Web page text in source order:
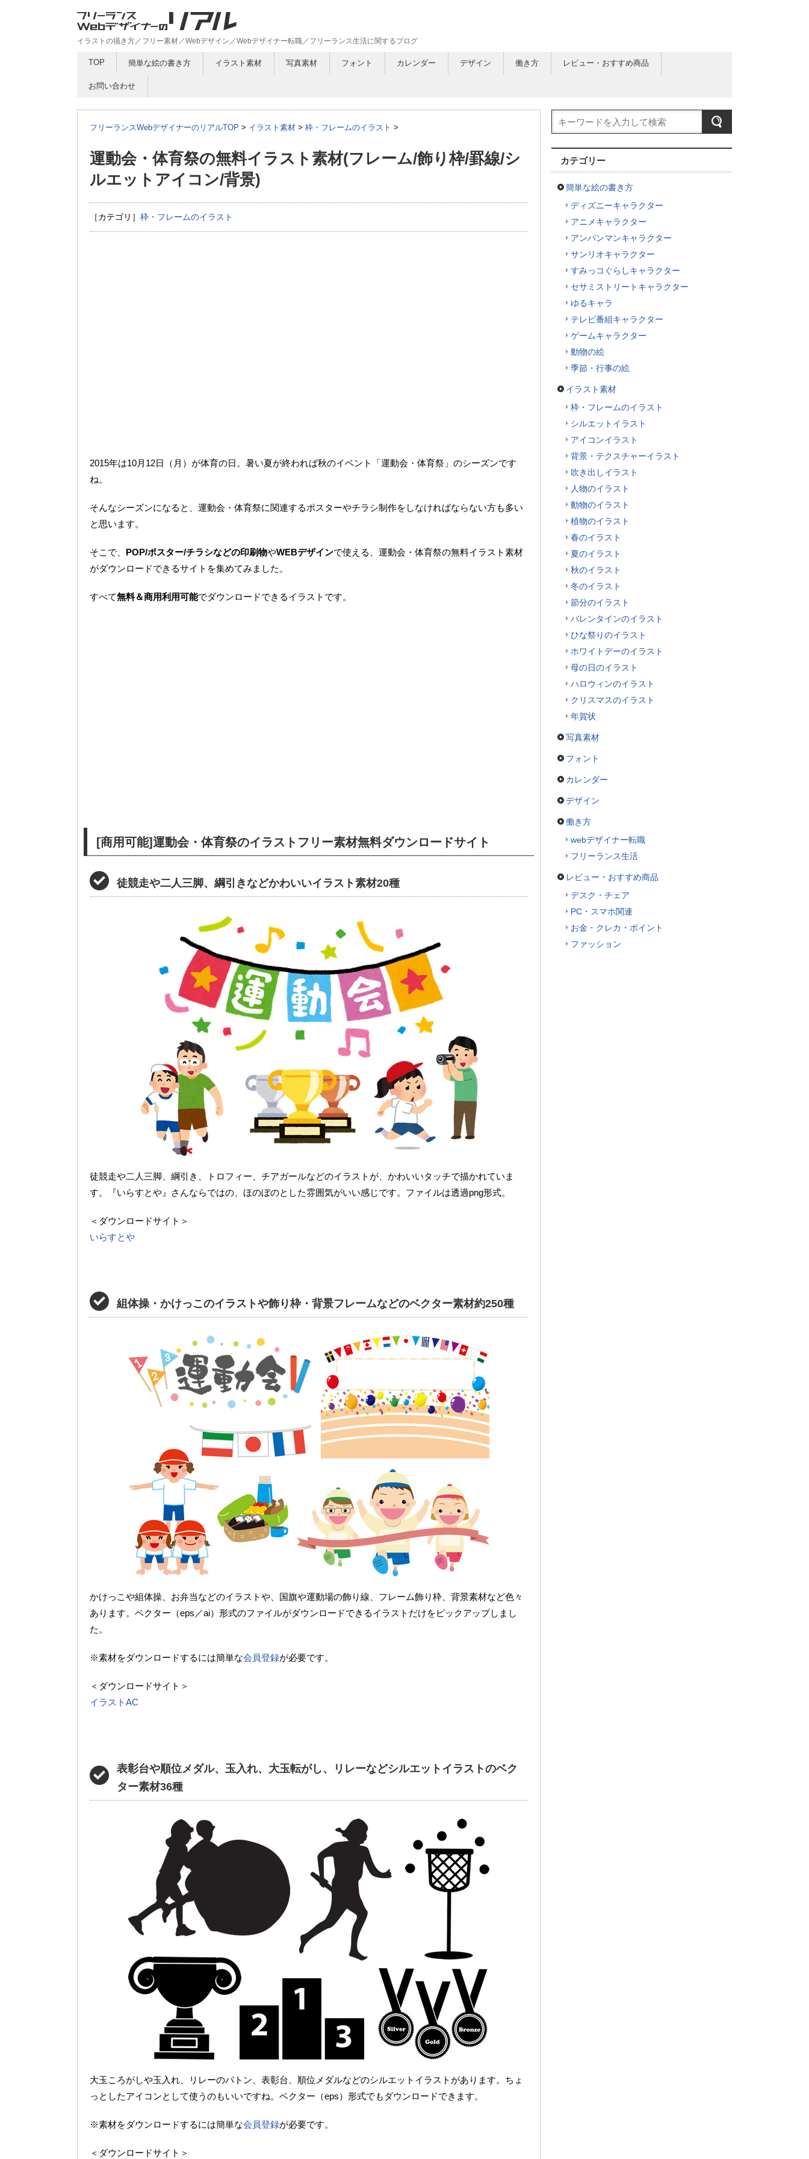
イラストの描き方／フリー素材／Webデザイン／Webデザイナー転職／フリーランス生活に関するブログ
TOP 簡単な絵の書き方 イラスト素材 写真素材 フォント カレンダー デザイン 働き方 レビュー・おすすめ商品
お問い合わせ
フリーランスWebデザイナーのリアルTOP > イラスト素材 > 枠・フレームのイラスト >
運動会・体育祭の無料イラスト素材(フレーム/飾り枠/罫線/シ
ルエットアイコン/背景)
［カテゴリ］ 枠・フレームのイラスト
2015年は10月12日（月）が体育の日。暑い夏が終われば秋のイベント「運動会・体育祭」のシーズンです
ね。
そんなシーズンになると、運動会・体育祭に関連するポスターやチラシ制作をしなければならない方も多い
と思います。
そこで、 POP/ポスター/チラシなどの印刷物やWEBデザインで使える、運動会・体育祭の無料イラスト素材
がダウンロードできるサイトを集めてみました。
すべて無料＆商用利用可能でダウンロードできるイラストです。
[商用可能]運動会・体育祭のイラストフリー素材無料ダウンロードサイト
徒競走や二人三脚、綱引きなどかわいいイラスト素材20種
徒競走や二人三脚、綱引き、トロフィー、チアガールなどのイラストが、かわいいタッチで描かれていま
す。『いらすとや』さんならではの、ほのぼのとした雰囲気がいい感じです。ファイルは透過png形式。
＜ダウンロードサイト＞
いらすとや
組体操・かけっこのイラストや飾り枠・背景フレームなどのベクター素材約250種
かけっこや組体操、お弁当などのイラストや、国旗や運動場の飾り線、フレーム飾り枠、背景素材など色々
あります。ベクター（eps／ai）形式のファイルがダウンロードできるイラストだけをピックアップしまし
た。
※素材をダウンロードするには簡単な会員登録が必要です。
＜ダウンロードサイト＞
イラストAC
表彰台や順位メダル、玉入れ、大玉転がし、リレーなどシルエットイラストのベク
ター素材36種
大玉ころがしや玉入れ、リレーのバトン、表彰台、順位メダルなどのシルエットイラストがあります。ちょ
っとしたアイコンとして使うのもいいですね。ベクター（eps）形式でもダウンロードできます。
※素材をダウンロードするには簡単な会員登録が必要です。
＜ダウンロードサイト＞
カテゴリー
簡単な絵の書き方
ディズニーキャラクター
アニメキャラクター
アンパンマンキャラクター
サンリオキャラクター
すみっコぐらしキャラクター
セサミストリートキャラクター
ゆるキャラ
テレビ番組キャラクター
ゲームキャラクター
動物の絵
季節・行事の絵
イラスト素材
枠・フレームのイラスト
シルエットイラスト
アイコンイラスト
背景・テクスチャーイラスト
吹き出しイラスト
人物のイラスト
動物のイラスト
植物のイラスト
春のイラスト
夏のイラスト
秋のイラスト
冬のイラスト
節分のイラスト
バレンタインのイラスト
ひな祭りのイラスト
ホワイトデーのイラスト
母の日のイラスト
ハロウィンのイラスト
クリスマスのイラスト
年賀状
写真素材
フォント
カレンダー
デザイン
働き方
webデザイナー転職
フリーランス生活
レビュー・おすすめ商品
デスク・チェア
PC・スマホ関連
お金・クレカ・ポイント
ファッション